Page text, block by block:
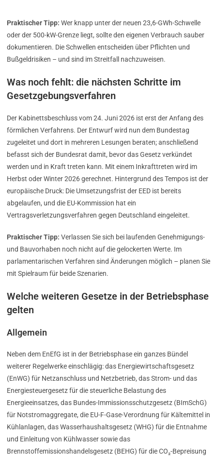
Praktischer Tipp: Wer knapp unter der neuen 23,6-GWh-Schwelle
oder der 500-kW-Grenze liegt, sollte den eigenen Verbrauch sauber
dokumentieren. Die Schwellen entscheiden über Pflichten und
Bußgeldrisiken – und sind im Streitfall nachzuweisen.
Was noch fehlt: die nächsten Schritte im
Gesetzgebungsverfahren
Der Kabinettsbeschluss vom 24. Juni 2026 ist erst der Anfang des
förmlichen Verfahrens. Der Entwurf wird nun dem Bundestag
zugeleitet und dort in mehreren Lesungen beraten; anschließend
befasst sich der Bundesrat damit, bevor das Gesetz verkündet
werden und in Kraft treten kann. Mit einem Inkrafttreten wird im
Herbst oder Winter 2026 gerechnet. Hintergrund des Tempos ist der
europäische Druck: Die Umsetzungsfrist der EED ist bereits
abgelaufen, und die EU-Kommission hat ein
Vertragsverletzungsverfahren gegen Deutschland eingeleitet.
Praktischer Tipp: Verlassen Sie sich bei laufenden Genehmigungs-
und Bauvorhaben noch nicht auf die gelockerten Werte. Im
parlamentarischen Verfahren sind Änderungen möglich – planen Sie
mit Spielraum für beide Szenarien.
Welche weiteren Gesetze in der Betriebsphase
gelten
Allgemein
Neben dem EnEfG ist in der Betriebsphase ein ganzes Bündel
weiterer Regelwerke einschlägig: das Energiewirtschaftsgesetz
(EnWG) für Netzanschluss und Netzbetrieb, das Strom- und das
Energiesteuergesetz für die steuerliche Belastung des
Energieeinsatzes, das Bundes-Immissionsschutzgesetz (BImSchG)
für Notstromaggregate, die EU-F-Gase-Verordnung für Kältemittel in
Kühlanlagen, das Wasserhaushaltsgesetz (WHG) für die Entnahme
und Einleitung von Kühlwasser sowie das
Brennstoffemissionshandelsgesetz (BEHG) für die CO₂-Bepreisung